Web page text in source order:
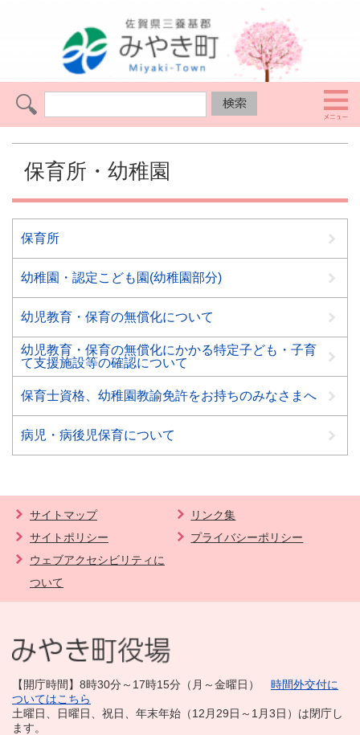
保育所・幼稚園
保育所
幼稚園・認定こども園(幼稚園部分)
幼児教育・保育の無償化について
幼児教育・保育の無償化にかかる特定子ども・子育
て支援施設等の確認について
保育士資格、幼稚園教諭免許をお持ちのみなさまへ
病児・病後児保育について
サイトマップ
リンク集
サイトポリシー
プライバシーポリシー
ウェブアクセシビリティに
ついて
【開庁時間】8時30分～17時15分（月～金曜日） 時間外交付に
ついてはこちら
土曜日、日曜日、祝日、年末年始（12月29日～1月3日）は閉庁し
ます。